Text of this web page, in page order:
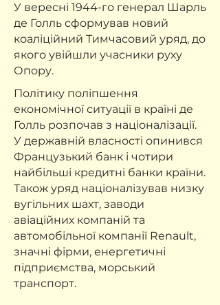
У вересні 1944-го генерал Шарль
де Голль сформував новий
коаліційний Тимчасовий уряд, до
якого увійшли учасники руху
Опору.
Політику поліпшення
економічної ситуації в країні де
Голль розпочав з націоналізації.
У державній власності опинився
Французький банк і чотири
найбільші кредитні банки країни.
Також уряд націоналізував низку
вугільних шахт, заводи
авіаційних компаній та
автомобільної компанії Renault,
значні фірми, енергетичні
підприємства, морський
транспорт.